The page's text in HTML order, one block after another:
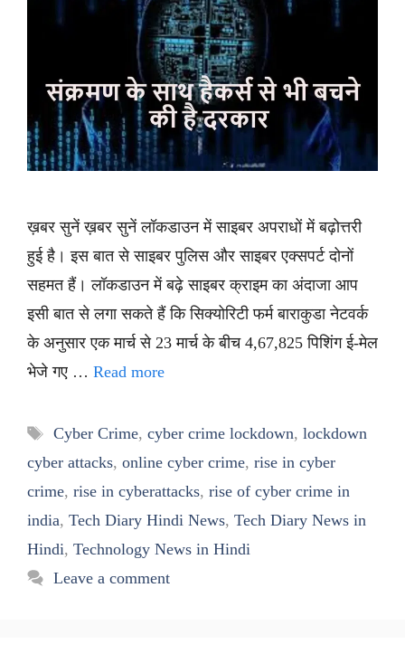
ख़बर सुनें ख़बर सुनें लॉकडाउन में साइबर अपराधों में बढ़ोत्तरी
हुई है। इस बात से साइबर पुलिस और साइबर एक्सपर्ट दोनों
सहमत हैं। लॉकडाउन में बढ़े साइबर क्राइम का अंदाजा आप
इसी बात से लगा सकते हैं कि सिक्योरिटी फर्म बाराकुडा नेटवर्क
के अनुसार एक मार्च से 23 मार्च के बीच 4,67,825 पिशिंग ई-मेल
भेजे गए … Read more
Tags
Cyber Crime, cyber crime lockdown, lockdown
cyber attacks, online cyber crime, rise in cyber
crime, rise in cyberattacks, rise of cyber crime in
india, Tech Diary Hindi News, Tech Diary News in
Hindi, Technology News in Hindi
Leave a comment